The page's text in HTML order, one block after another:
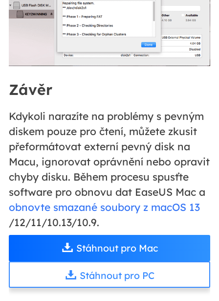
Závěr
Kdykoli narazíte na problémy s pevným
diskem pouze pro čtení, můžete zkusit
přeformátovat externí pevný disk na
Macu, ignorovat oprávnění nebo opravit
chyby disku. Během procesu spusťte
software pro obnovu dat EaseUS Mac a
obnovte smazané soubory z macOS 13
/12/11/10.13/10.9.
Stáhnout pro Mac
Stáhnout pro PC